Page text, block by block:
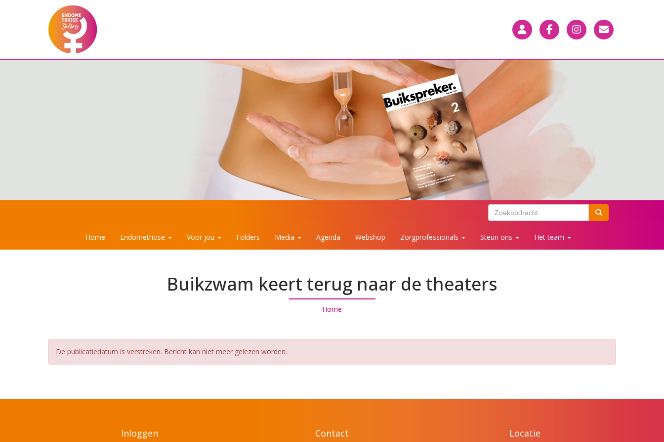
Home Endometriose Voor jou Folders Media Agenda Webshop Zorgprofessionals Steun ons Het team
Buikzwam keert terug naar de theaters
Home
De publicatiedatum is verstreken. Bericht kan niet meer gelezen worden.
Inloggen Contact Locatie